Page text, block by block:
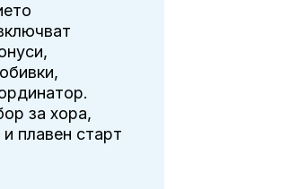
за хора,
плавен старт